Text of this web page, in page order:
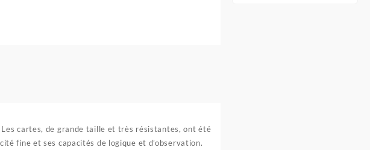
cartes, de grande taille et très résistantes, ont été
fine et ses capacités de logique et d’observation.